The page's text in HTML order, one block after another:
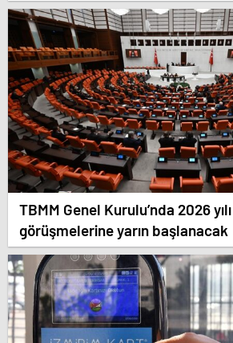
TBMM Genel Kurulu’nda 2026
görüşmelerine yarın başlanacak